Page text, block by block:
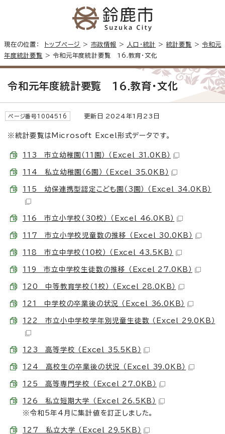
現在の位置： トップページ > 市政情報 > 人口・統計 > 統計要覧 >令和元
年度統計要覧 > 令和元年度統計要覧 16.教育・文化
令和元年度統計要覧 16.教育・文化
ページ番号1004516 更新日 2024年1月23日
※統計要覧はMicrosoft Excel形式データです。
113 市立幼稚園（11園） （Excel 31.0KB）
114 私立幼稚園（6園） （Excel 35.0KB）
115 幼保連携型認定こども園（3園） （Excel 34.0KB）
116 市立小学校（30校） （Excel 46.0KB）
117 市立小学校児童数の推移 （Excel 30.0KB）
118 市立中学校（10校） （Excel 43.5KB）
119 市立中学校生徒数の推移 （Excel 27.0KB）
120 中等教育学校（1校） （Excel 28.0KB）
121 中学校の卒業後の状況 （Excel 36.0KB）
122 市立小中学校学年別児童生徒数 （Excel 29.0KB）
123 高等学校 （Excel 35.5KB）
124 高校生の卒業後の状況 （Excel 39.0KB）
125 高等専門学校 （Excel 27.0KB）
126 私立短期大学 （Excel 26.5KB）
※令和5年4月に集計値を訂正しました。
127 私立大学 （Excel 29.5KB）